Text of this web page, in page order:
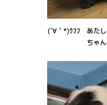
(´∀｀*)ｳﾌﾌ あた
ちゃ